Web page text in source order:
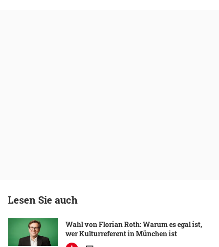
Lesen Sie auch
Wahl von Florian Roth: Warum es egal ist,
wer Kulturreferent in München ist